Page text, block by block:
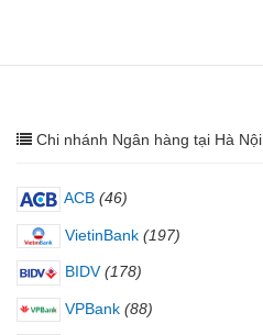
Chi nhánh Ngân hàng tại Hà Nội
ACB (46)
VietinBank (197)
BIDV (178)
VPBank (88)